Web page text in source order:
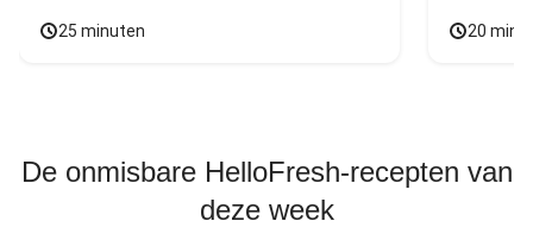
25 minuten 20
De onmisbare HelloFresh-recepten van
deze week